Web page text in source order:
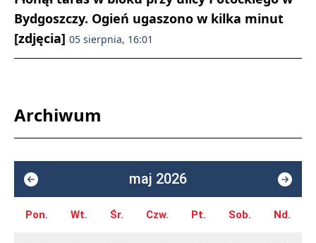
Bydgoszczy. Ogień ugaszono w kilka minut
[zdjęcia] 05 sierpnia, 16:01
Archiwum
maj 2026
Pon. Wt. Śr. Czw. Pt. Sob. Nd.